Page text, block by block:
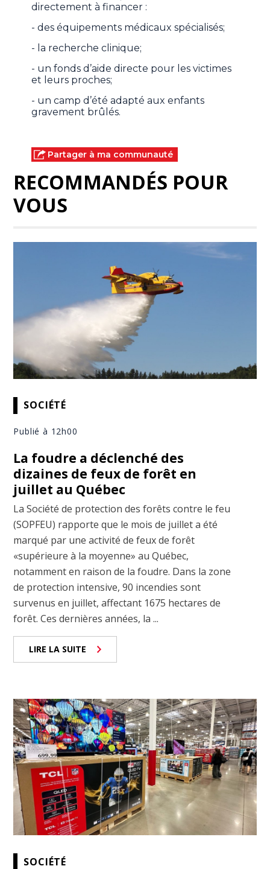
directement à financer :
- des équipements médicaux spécialisés;
- la recherche clinique;
- un fonds d’aide directe pour les victimes
et leurs proches;
- un camp d’été adapté aux enfants
gravement brûlés.
Partager à ma communauté
RECOMMANDÉS POUR
VOUS
SOCIÉTÉ
Publié à 12h00
La foudre a déclenché des
dizaines de feux de forêt en
juillet au Québec
La Société de protection des forêts contre le feu
(SOPFEU) rapporte que le mois de juillet a été
marqué par une activité de feux de forêt
«supérieure à la moyenne» au Québec,
notamment en raison de la foudre. Dans la zone
de protection intensive, 90 incendies sont
survenus en juillet, affectant 1675 hectares de
forêt. Ces dernières années, la ...
LIRE LA SUITE
SOCIÉTÉ